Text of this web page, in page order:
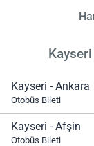
Kayseri - Ankara
Otobüs Bileti
Kayseri - Afşin
Otobüs Bileti